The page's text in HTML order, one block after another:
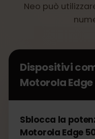
Neo può
Dispositivi
Motorola Edge
Sblocca la
Motorola Edge